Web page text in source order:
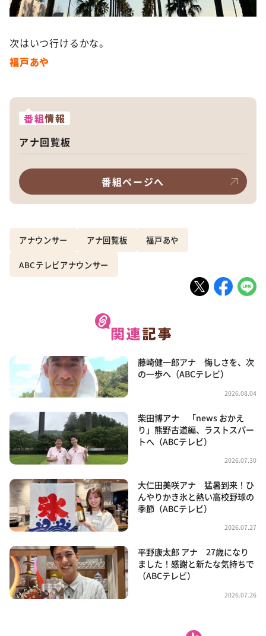
次はいつ行けるかな。
福戸あや
番組情報
アナ回覧板
番組ページへ
アナウンサー アナ回覧板 福戸あや
ABCテレビアナウンサー
藤崎健一郎アナ 悔しさを、次
の一歩へ（ABCテレビ）
2026.08.04
柴田博アナ 「news おかえ
り」熊野古道編、ラストスパー
トへ（ABCテレビ）
2026.07.30
大仁田美咲アナ 猛暑到来！ひ
んやりかき氷と熱い高校野球の
季節（ABCテレビ）
2026.07.27
平野康太郎 アナ 27歳になり
ました！感謝と新たな気持ちで
（ABCテレビ）
2026.07.26